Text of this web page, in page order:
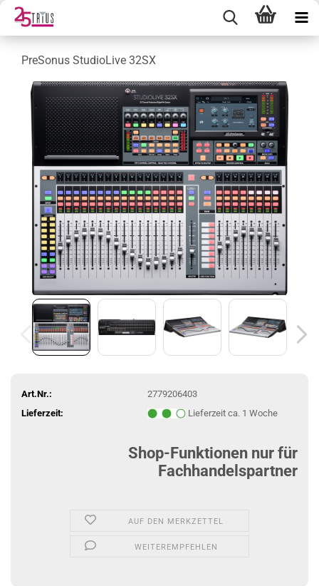
PreSonus StudioLive 32SX
Art.Nr.:
2779206403
Lieferzeit:
Lieferzeit ca. 1 Woche
Shop-Funktionen nur für
Fachhandelspartner
AUF DEN MERKZETTEL
WEITEREMPFEHLEN